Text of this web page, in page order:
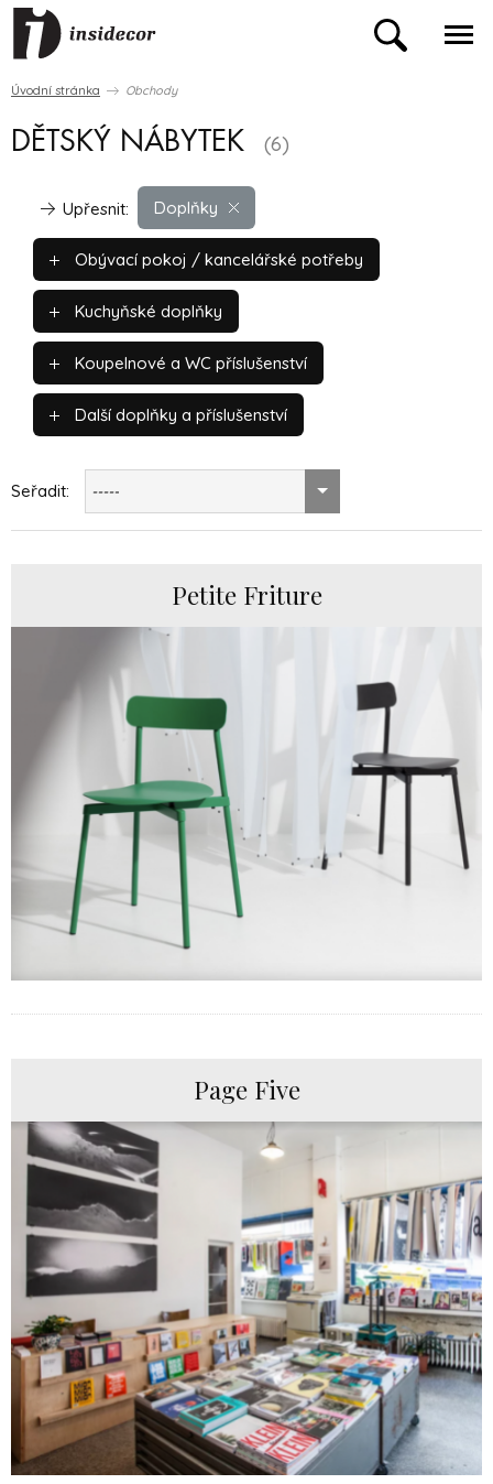
Úvodní stránka Obchody
DĚTSKÝ NÁBYTEK (6)
Doplňky
Upřesnit:
Obývací pokoj / kancelářské potřeby
Kuchyňské doplňky
Koupelnové a WC příslušenství
Další doplňky a příslušenství
Seřadit: -----
Petite Friture
Page Five